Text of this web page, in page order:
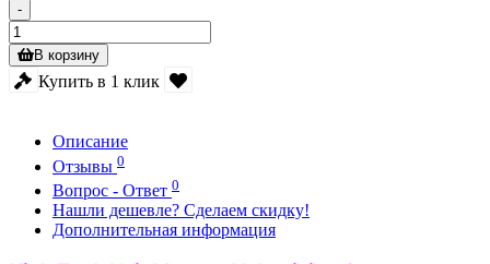
-
В корзину
Купить в 1 клик
Описание
Отзывы 0
Вопрос - Ответ 0
Нашли дешевле? Сделаем скидку!
Дополнительная информация